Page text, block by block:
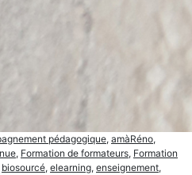
pédagogique, amàRéno,
, Formation de formateurs, Formation
biosourcé, elearning, enseignement,